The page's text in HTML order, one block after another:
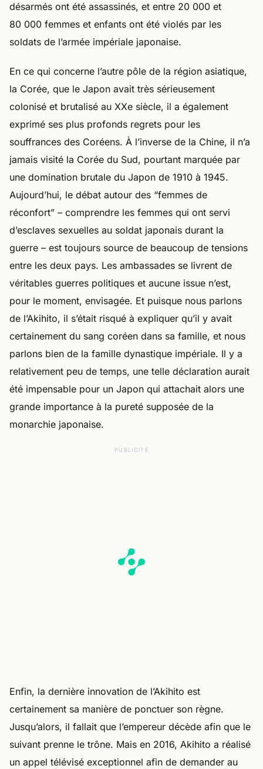
désarmés ont été assassinés, et entre 20 000 et
80 000 femmes et enfants ont été violés par les
soldats de l’armée impériale japonaise.
En ce qui concerne l’autre pôle de la région asiatique,
la Corée, que le Japon avait très sérieusement
colonisé et brutalisé au XXe siècle, il a également
exprimé ses plus profonds regrets pour les
souffrances des Coréens. À l’inverse de la Chine, il n’a
jamais visité la Corée du Sud, pourtant marquée par
une domination brutale du Japon de 1910 à 1945.
Aujourd’hui, le débat autour des “femmes de
réconfort” – comprendre les femmes qui ont servi
d’esclaves sexuelles au soldat japonais durant la
guerre – est toujours source de beaucoup de tensions
entre les deux pays. Les ambassades se livrent de
véritables guerres politiques et aucune issue n’est,
pour le moment, envisagée. Et puisque nous parlons
de l’Akihito, il s’était risqué à expliquer qu’il y avait
certainement du sang coréen dans sa famille, et nous
parlons bien de la famille dynastique impériale. Il y a
relativement peu de temps, une telle déclaration aurait
été impensable pour un Japon qui attachait alors une
grande importance à la pureté supposée de la
monarchie japonaise.
PUBLICITÉ
Enfin, la dernière innovation de l’Akihito est
certainement sa manière de ponctuer son règne.
Jusqu’alors, il fallait que l’empereur décède afin que le
suivant prenne le trône. Mais en 2016, Akihito a réalisé
un appel télévisé exceptionnel afin de demander au